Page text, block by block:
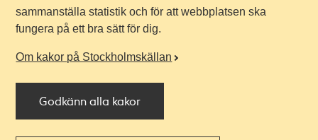
sammanställa statistik och för att webbplatsen ska
fungera på ett bra sätt för dig.
Om kakor på Stockholmskällan
Godkänn alla kakor